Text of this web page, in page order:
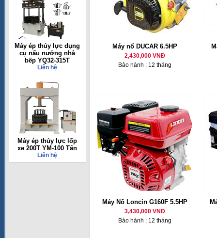
Máy ép thủy lực dụng
cụ nấu nướng nhà
bếp YQ32-315T
Liên hệ
Máy ép thủy lực lốp
xe 200T YM-100 Tấn
Liên hệ
Máy nổ DUCAR 6.5HP
2,430,000 VNĐ
Bảo hành : 12 tháng
Máy Nổ Loncin G160F 5.5HP
3,430,000 VNĐ
Bảo hành : 12 tháng